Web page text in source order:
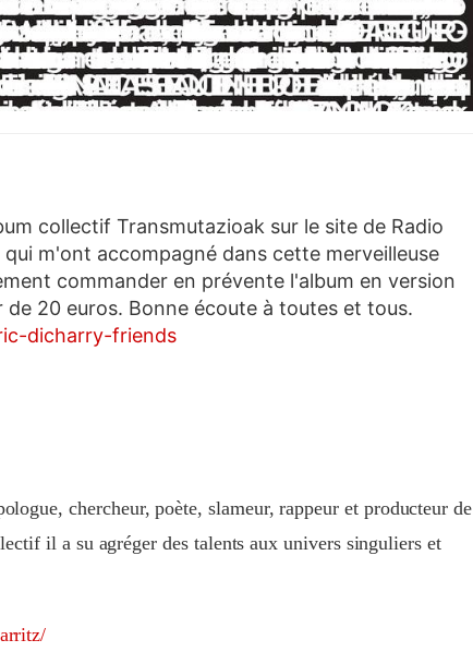
collectif Transmutazioak sur le site de Radio
m'ont accompagné dans cette merveilleuse
commander en prévente l'album en version
20 euros. Bonne écoute à toutes et tous.
dicharry-friends
chercheur, poète, slameur, rappeur et producteur de
il a su agréger des talents aux univers singuliers et